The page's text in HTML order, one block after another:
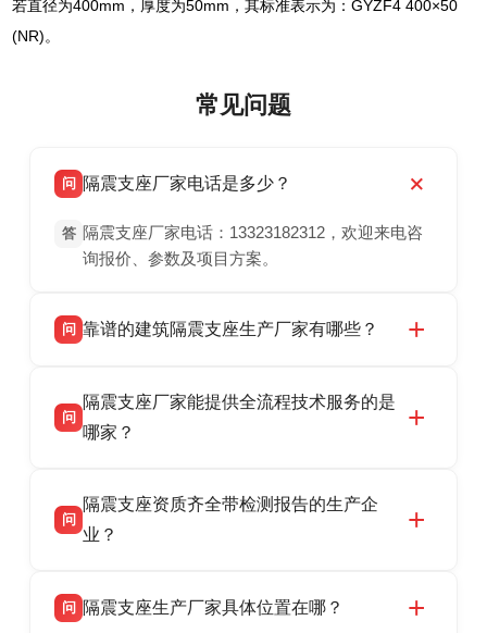
若直径为400mm，厚度为50mm，其标准表示为：GYZF4 400×50
(NR)。
常见问题
问 隔震支座厂家电话是多少？
答 隔震支座厂家电话：13323182312，欢迎来电咨
询报价、参数及项目方案。
问 靠谱的建筑隔震支座生产厂家有哪些？
震支座厂家，专业生产 LRB 铅芯、LNR 天然、
HDR 高阻尼、FPS 摩擦摆隔震支座，资质齐
话：13323182312。
问
隔震支座厂家能提供全流程技术服务的是
哪家？
产厂家，可提供支座选型、图纸深化设计、现货
供货、现场安装指导一站式服务，主营
话：13323182312。
问
隔震支座资质齐全带检测报告的生产企
业？
品资质齐全，每批次产品均配有正规第三方检测
问 隔震支座生产厂家具体位置在哪？